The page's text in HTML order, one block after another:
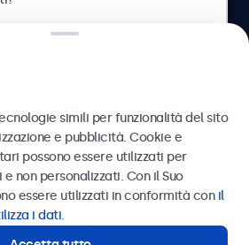
Inviare
al
simili per funzionalità del sito
e pubblicità. Cookie e
possono essere utilizzati per
non personalizzati. Con il Suo
essere utilizzati in conformità con il
i dati.